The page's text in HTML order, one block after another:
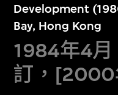
Development
Bay, Hong Kong
1984年4
訂，[2000